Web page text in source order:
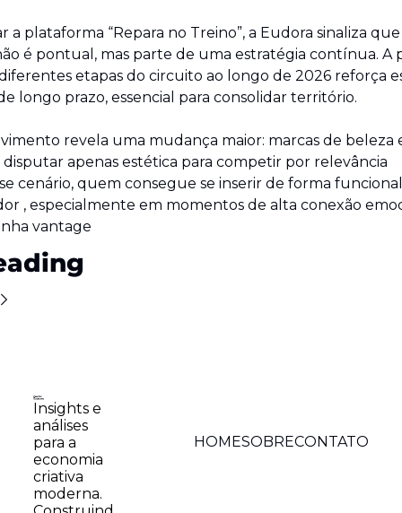
a plataforma “Repara no Treino”, a Eudora sinaliza
é pontual, mas parte de uma estratégia contínua. A
etapas do circuito ao longo de 2026 reforça
longo prazo, essencial para consolidar território.
revela uma mudança maior: marcas de beleza
apenas estética para competir por relevância
cenário, quem consegue se inserir de forma
, especialmente em momentos de alta conexão
vantage
Insights e
análises
para a
economia
criativa
moderna.
HOMESOBRECONTATO